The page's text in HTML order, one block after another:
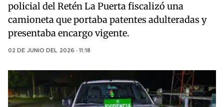
policial del Retén La Puerta fiscalizó una
camioneta que portaba patentes adulteradas y
presentaba encargo vigente.
02 DE JUNIO DEL 2026 · 11:18